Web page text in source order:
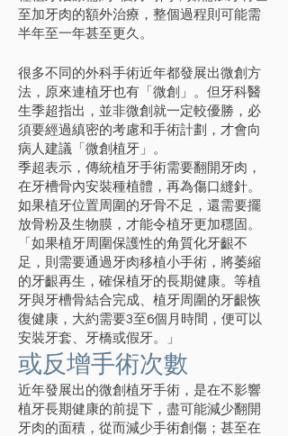
至加牙肉的額外治療，整個過程則可能需
半年至一年甚至更久。
很多不同的外科手術近年都發展出微創方
法，原來連植牙也有「微創」。但牙科醫
生季超指出，並非微創就一定較優勝，必
須要經過縝密的考慮和手術計劃，才會向
病人建議「微創植牙」。
季超表示，傳統植牙手術需要翻開牙肉，
在牙槽骨內安裝種植體，再為傷口縫針。
如果植牙位置周圍的牙骨不足，還需要擺
放骨粉及生物膜，才能令植牙更加穩固。
「如果植牙周圍保護性的角質化牙齦不
足，則需要通過牙肉移植小手術，將萎縮
的牙齦再生，確保植牙的長期健康。等植
牙與牙槽骨結合完成、植牙周圍的牙齦恢
復健康，大約需要3至6個月時間，便可以
安裝牙套、牙橋或假牙。」
或反增手術次數
近年發展出的微創植牙手術，是在不影響
植牙長期健康的前提下，盡可能減少翻開
牙肉的面積，從而減少手術創傷；甚至在